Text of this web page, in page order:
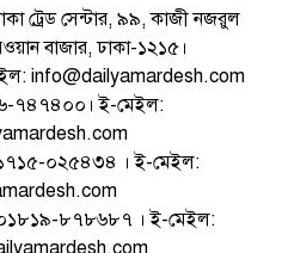
ট্রেড সেন্টার, ৯৯, কাজী নজরুল
বাজার, ঢাকা-১২১৫।
info@dailyamardesh.com
৭৪৭৪০০। ই-মেইল:
০২৫৪৩৪ । ই-মেইল:
৮৭৮৬৮৭ । ই-মেইল: